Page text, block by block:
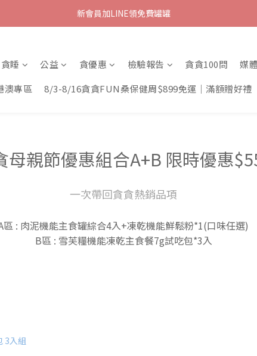
新會員加LINE領免費罐罐
貪睡 公益 貪優惠 檢驗報告 貪貪100問
媒
澳專區 8/3-8/16貪貪FUN桑保健周$899免運｜滿額贈好禮
母親節優惠組合A+B 限時優惠
一次帶回貪貪熱銷品項
區 : 肉泥機能主食罐綜合4入+凍乾機能鮮鬆粉*1(口味任選)
B區 : 雪芙糧機能凍乾主食餐7g試吃包*3入